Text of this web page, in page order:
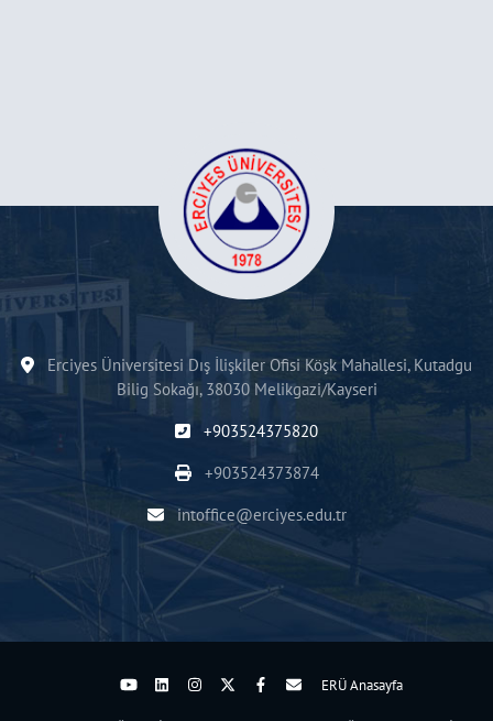
Erciyes Üniversitesi Dış İlişkiler Ofisi Köşk Mahallesi, Kutadgu
Bilig Sokağı, 38030 Melikgazi/Kayseri
+903524375820
+903524373874
intoffice@erciyes.edu.tr
ERÜ Anasayfa